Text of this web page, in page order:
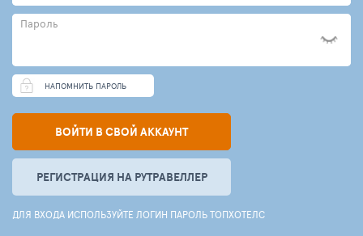
Пароль
НАПОМНИТЬ ПАРОЛЬ
ВОЙТИ В СВОЙ АККАУНТ
РЕГИСТРАЦИЯ НА РУТРАВЕЛЛЕР
ДЛЯ ВХОДА ИСПОЛЬЗУЙТЕ ЛОГИН ПАРОЛЬ ТОПХОТЕЛС